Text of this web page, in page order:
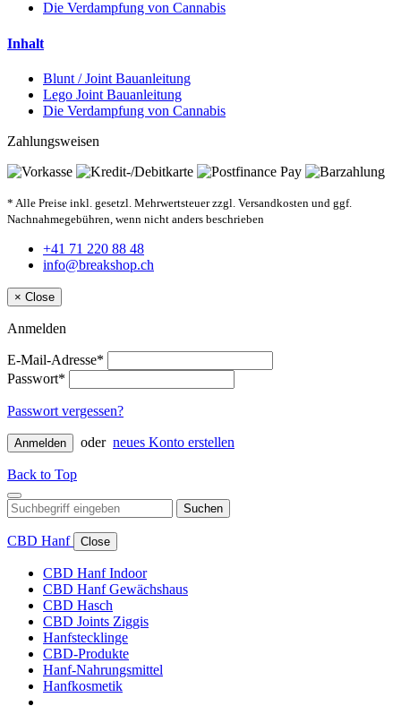
Die Verdampfung von Cannabis
Inhalt
Blunt / Joint Bauanleitung
Lego Joint Bauanleitung
Die Verdampfung von Cannabis
Zahlungsweisen
* Alle Preise inkl. gesetzl. Mehrwertsteuer zzgl. Versandkosten und ggf.
Nachnahmegebühren, wenn nicht anders beschrieben
+41 71 220 88 48
info@breakshop.ch
× Close
Anmelden
E-Mail-Adresse*
Passwort*
Passwort vergessen?
Anmelden oder neues Konto erstellen
Back to Top
Suchen
CBD Hanf Close
CBD Hanf Indoor
CBD Hanf Gewächshaus
CBD Hasch
CBD Joints Ziggis
Hanfstecklinge
CBD-Produkte
Hanf-Nahrungsmittel
Hanfkosmetik